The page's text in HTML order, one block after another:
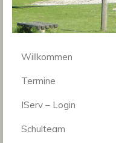
Willkommen
Termine
IServ – Login
Schulteam